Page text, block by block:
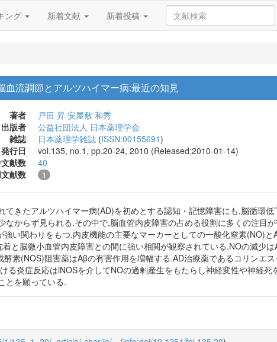
ング 新着文献 新着投稿
血流調節とアルツハイマー病:最近の知見
著者 戸田 昇 安屋敷 和秀
出版者
公益社団法人 日本薬理学会
雑誌
日本薬理学雑誌 (ISSN:00155691)
行日
vol.135, no.1, pp.20-24, 2010 (Released:2010-01-14)
献数
40
献数
1
てきたアルツハイマー病(AD)を初めとする認知・記憶障害にも,脳循環
なからず見られる.その中で,脳血管内皮障害の占める役割に多くの注目
強い関わりをもつ.内皮機能の主要なマーカーとしての一酸化窒素(NO)
と脳微小血管内皮障害との間に強い相関が観察されている.NOの減少
酵素(NOS)阻害薬はAβの有害作用を増幅する.AD治療薬であるコリンエ
る炎症反応はiNOSを介してNOの過剰産生をもたらし神経変性や神経
とを願っている.